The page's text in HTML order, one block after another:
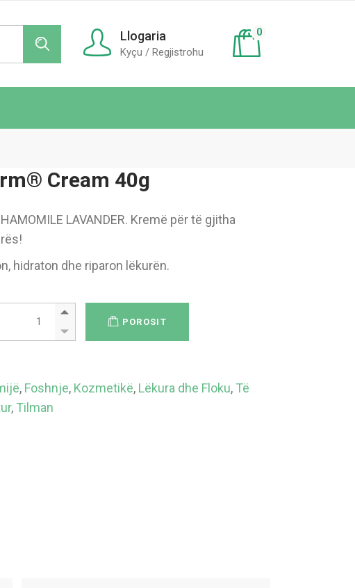
Llogaria
Kyçu / Regjistrohu
0
Cream 40g
LAVANDER. Kremë për të gjitha
hidraton dhe riparon lëkurën.
Calmiderm® Cream 40g quantity
POROSIT
, Foshnje, Kozmetikë, Lëkura dhe Floku, Të
, Tilman